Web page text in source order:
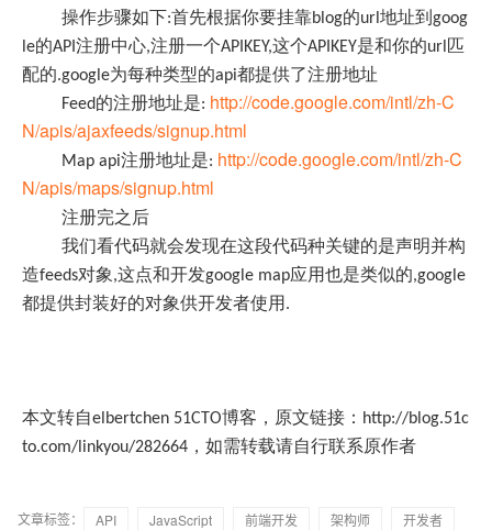
操作步骤如下:首先根据你要挂靠blog的url地址到goog
le的API注册中心,注册一个APIKEY,这个APIKEY是和你的url匹
配的.google为每种类型的api都提供了注册地址
Feed的注册地址是: http://code.google.com/intl/zh-C
N/apis/ajaxfeeds/signup.html
Map api注册地址是: http://code.google.com/intl/zh-C
N/apis/maps/signup.html
注册完之后
我们看代码就会发现在这段代码种关键的是声明并构
造feeds对象,这点和开发google map应用也是类似的,google
都提供封装好的对象供开发者使用.
本文转自elbertchen 51CTO博客，原文链接：http://blog.51c
to.com/linkyou/282664，如需转载请自行联系原作者
文章标签： API JavaScript 前端开发 架构师 开发者